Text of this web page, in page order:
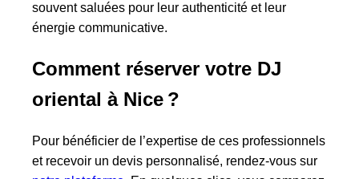
souvent saluées pour leur authenticité et leur
énergie communicative.
Comment réserver votre DJ
oriental à Nice ?
Pour bénéficier de l’expertise de ces professionnels
et recevoir un devis personnalisé, rendez-vous sur